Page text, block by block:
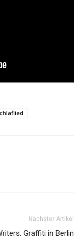
Nächster Artikel
Graffiti in Berlin